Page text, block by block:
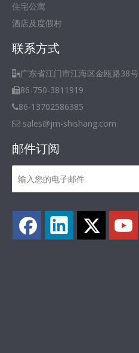
住宅公寓
酒店及度假村
联系方式
广东省江门市江海区金瓯路38号
86-750-3811919
86-13702586385
 sales@jm-shishang.com
邮件订阅